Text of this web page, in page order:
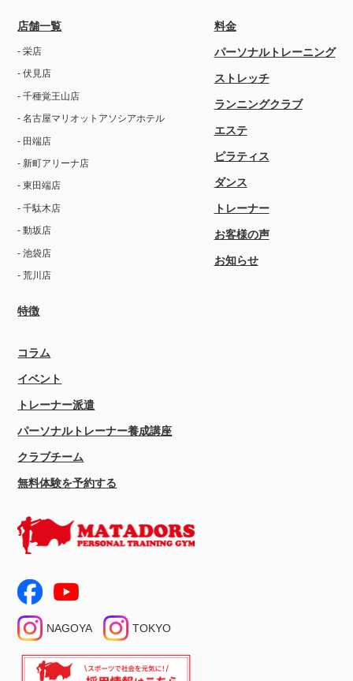
NAGOYA TOKYO
店舗一覧
- 栄店
- 伏見店
- 千種覚王山店
- 名古屋マリオットアソシアホテル
- 田端店
- 新町アリーナ店
- 東田端店
- 千駄木店
- 動坂店
- 池袋店
- 荒川店
特徴
料金
パーソナルトレーニング
ストレッチ
ランニングクラブ
エステ
ピラティス
ダンス
トレーナー
お客様の声
お知らせ
コラム
イベント
トレーナー派遣
パーソナルトレーナー養成講座
クラブチーム
無料体験を予約する